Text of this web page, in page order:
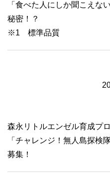
「食べた人にしか聞こえな
秘密！？
※1 標準品質
森永リトルエンゼル育成プ
「チャレンジ！無人島探検
募集！